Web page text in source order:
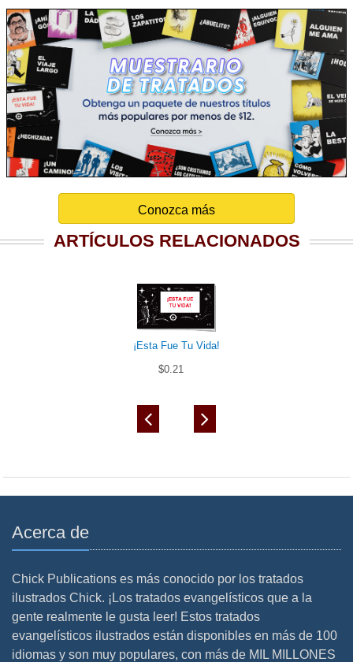
Conozca más
ARTÍCULOS RELACIONADOS
¡Esta Fue Tu Vida!
$0.21
Acerca de
Chick Publications es más conocido por los tratados
ilustrados Chick. ¡Los tratados evangelísticos que a la
gente realmente le gusta leer! Estos tratados
evangelísticos ilustrados están disponibles en más de 100
idiomas y son muy populares, con más de MIL MILLONES